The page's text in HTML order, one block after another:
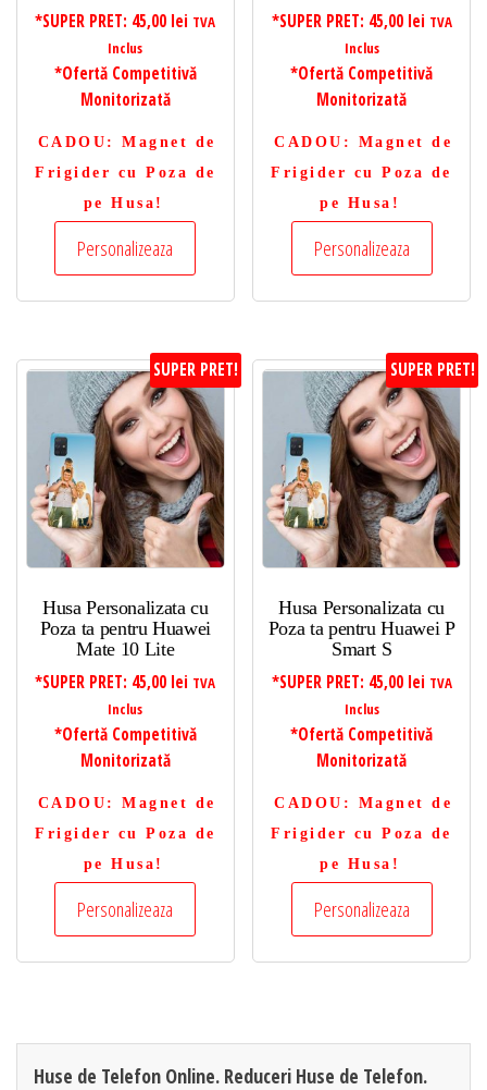
*SUPER PRET: 45,00 lei TVA
Inclus
*Ofertă Competitivă
Monitorizată
CADOU : Magnet de
Frigider cu Poza de
pe Husa!
Personalizeaza
*SUPER PRET: 45,00 lei TVA
Inclus
*Ofertă Competitivă
Monitorizată
CADOU : Magnet de
Frigider cu Poza de
pe Husa!
Personalizeaza
SUPER PRET!
Husa Personalizata cu
Poza ta pentru Huawei
Mate 10 Lite
*SUPER PRET: 45,00 lei TVA
Inclus
*Ofertă Competitivă
Monitorizată
CADOU : Magnet de
Frigider cu Poza de
pe Husa!
Personalizeaza
SUPER PRET!
Husa Personalizata cu
Poza ta pentru Huawei P
Smart S
*SUPER PRET: 45,00 lei TVA
Inclus
*Ofertă Competitivă
Monitorizată
CADOU : Magnet de
Frigider cu Poza de
pe Husa!
Personalizeaza
Huse de Telefon Online. Reduceri Huse de Telefon.